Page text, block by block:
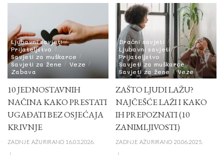
Ljubavni savjeti
Prijateljstvo
Savjeti za muškarce
Savjeti za žene
Veze
Zabava
10 JEDNOSTAVNIH
NAČINA KAKO PRESTATI
UGAĐATI BEZ OSJEĆAJA
KRIVNJE
ZADNJE AŽURIRANO 16.03.2026.
Bračni savjeti
Ljubavni savjeti
Prijateljstvo
Savjeti za muškarce
Savjeti za žene
Veze
ZAŠTO LJUDI LAŽU?
NAJČEŠĆE LAŽI I KAKO
IH PREPOZNATI (10
ZANIMLJIVOSTI)
ZADNJE AŽURIRANO 20.06.2025.